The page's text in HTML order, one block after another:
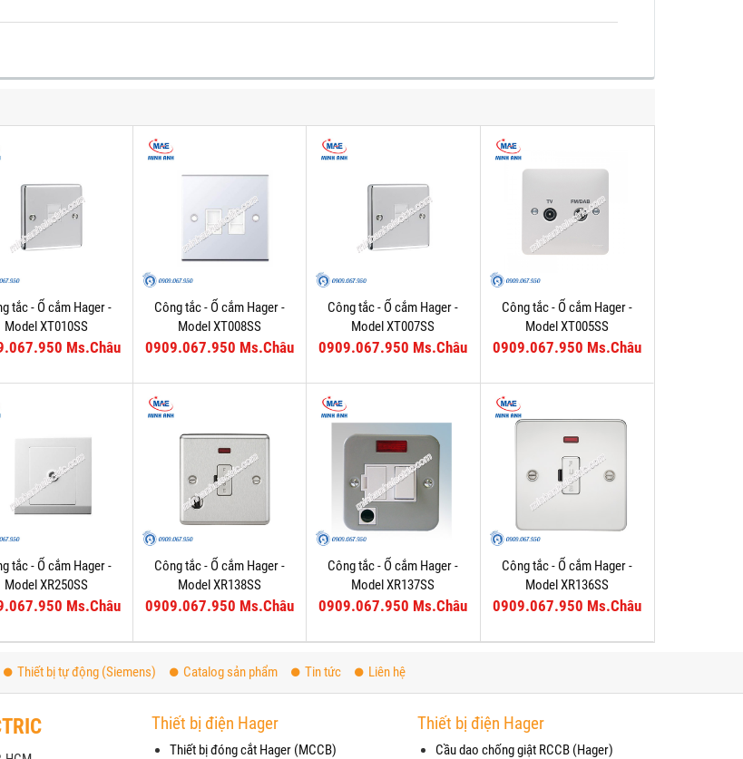
tắc - Ổ cắm Hager -
Model XT010SS
Ms.Châu
Công tắc - Ổ cắm Hager -
Model XT008SS
0909.067.950 Ms.Châu
Công tắc - Ổ cắm Hager -
Model XT007SS
0909.067.950 Ms.Châu
Công tắc - Ổ cắm Hager -
Model XT005SS
0909.067.950 Ms.Châu
tắc - Ổ cắm Hager -
Model XR250SS
Ms.Châu
Công tắc - Ổ cắm Hager -
Model XR138SS
0909.067.950 Ms.Châu
Công tắc - Ổ cắm Hager -
Model XR137SS
0909.067.950 Ms.Châu
Công tắc - Ổ cắm Hager -
Model XR136SS
0909.067.950 Ms.Châu
Thiết bị tự động (Siemens) Catalog sản phẩm Tin tức Liên hệ
Thiết bị điện Hager
Thiết bị đóng cắt Hager (MCCB)
Thiết bị điện Hager
Cầu dao chống giật RCCB (Hager)